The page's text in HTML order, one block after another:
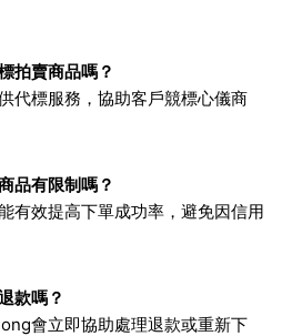
拍賣商品嗎？
代標服務，協助客戶競標心儀商
品有限制嗎？
有效提高下單成功率，避免因信用
款嗎？
會立即協助處理退款或重新下